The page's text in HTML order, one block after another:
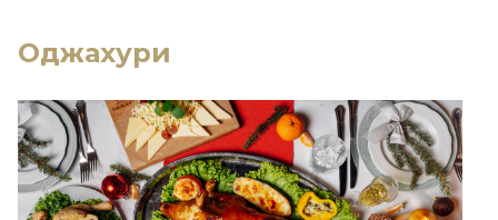
Оджахури